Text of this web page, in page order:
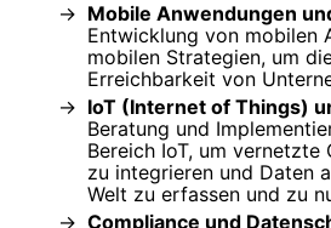
Mobile Anwendungen
Entwicklung von mobilen
mobilen Strategien, um
Erreichbarkeit von
IoT (Internet of Things)
Beratung und
Bereich IoT, um vernetzte
zu integrieren und Daten
Welt zu erfassen und zu
Compliance und